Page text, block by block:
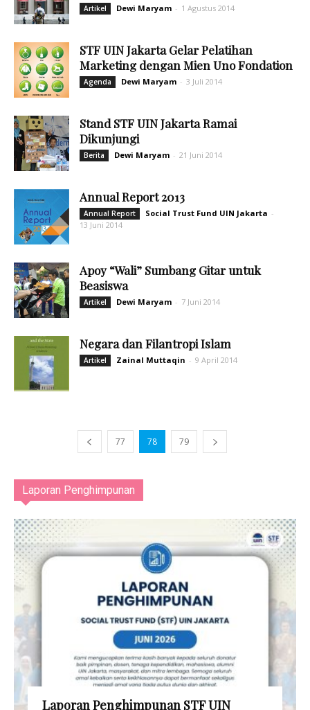
Artikel Dewi Maryam - 1 Agustus 2014
STF UIN Jakarta Gelar Pelatihan
Marketing dengan Mien Uno Fondation
Agenda Dewi Maryam - 3 Juli 2014
Stand STF UIN Jakarta Ramai
Dikunjungi
Berita Dewi Maryam - 21 Juni 2014
Annual Report 2013
Annual Report Social Trust Fund UIN Jakarta -
13 Juni 2014
Apoy “Wali” Sumbang Gitar untuk
Beasiswa
Artikel Dewi Maryam - 7 Juni 2014
Negara dan Filantropi Islam
Artikel Zainal Muttaqin - 9 April 2014
77 78 79
Laporan Penghimpunan
Laporan Penghimpunan STF UIN